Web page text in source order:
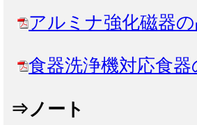
アルミナ強化磁器
食器洗浄機対応食
⇒ノート